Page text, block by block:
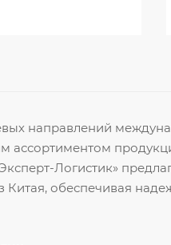
направлений
ассортиментом
Логистик»
Китая, обеспечивая